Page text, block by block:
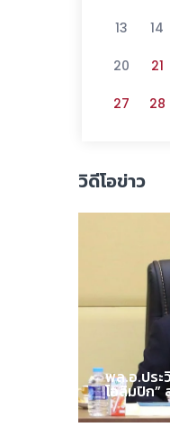
13 14
20 21
27 28
วิดีโอข่าว
พล.อ.ประ
โอลิมปิก”